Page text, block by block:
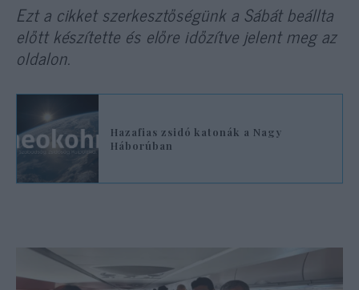
Ezt a cikket szerkesztőségünk a Sábát beállta
előtt készítette és előre időzítve jelent meg az
oldalon.
Hazafias zsidó katonák a Nagy
Háborúban